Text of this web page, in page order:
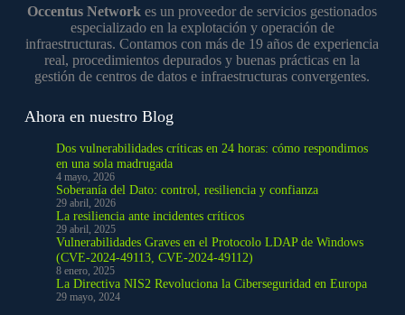
Occentus Network es un proveedor de servicios gestionados
especializado en la explotación y operación de
infraestructuras. Contamos con más de 19 años de experiencia
real, procedimientos depurados y buenas prácticas en la
gestión de centros de datos e infraestructuras convergentes.
Ahora en nuestro Blog
Dos vulnerabilidades críticas en 24 horas: cómo respondimos
en una sola madrugada
4 mayo, 2026
Soberanía del Dato: control, resiliencia y confianza
29 abril, 2026
La resiliencia ante incidentes críticos
29 abril, 2025
Vulnerabilidades Graves en el Protocolo LDAP de Windows
(CVE-2024-49113, CVE-2024-49112)
8 enero, 2025
La Directiva NIS2 Revoluciona la Ciberseguridad en Europa
29 mayo, 2024